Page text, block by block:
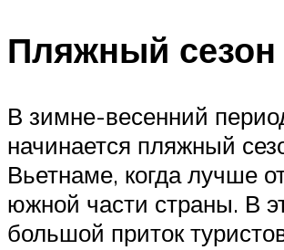
Пляжный сезон
В зимне-весенний
начинается пляжный
Вьетнаме, когда лучше
южной части страны. В
большой приток